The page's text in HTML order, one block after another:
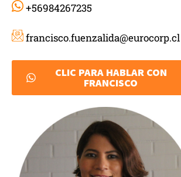
+56984267235
francisco.fuenzalida@eurocorp.cl
CLIC PARA HABLAR CON
FRANCISCO